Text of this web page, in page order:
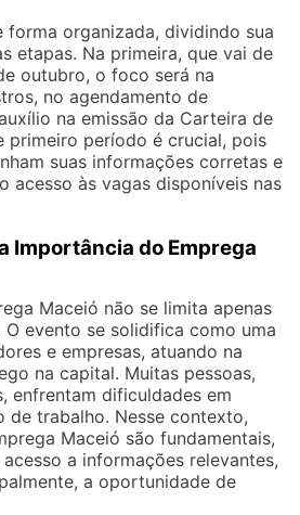
forma organizada, dividindo sua
etapas. Na primeira, que vai de
outubro, o foco será na
no agendamento de
na emissão da Carteira de
primeiro período é crucial, pois
suas informações corretas e
acesso às vagas disponíveis nas
Importância do Emprega
Maceió não se limita apenas
O evento se solidifica como uma
e empresas, atuando na
na capital. Muitas pessoas,
enfrentam dificuldades em
de trabalho. Nesse contexto,
Maceió são fundamentais,
a informações relevantes,
a oportunidade de